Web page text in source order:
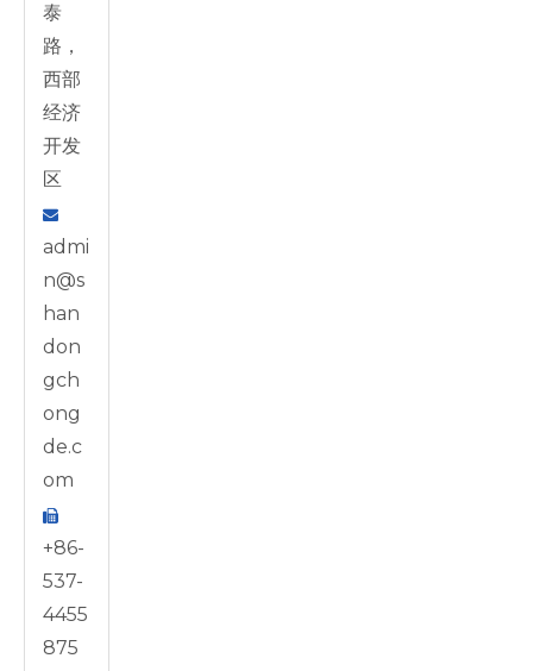
泰
路，
西部
经济
开发
区

admi
n@s
han
don
gch
ong
de.c
om

+86-
537-
4455
875